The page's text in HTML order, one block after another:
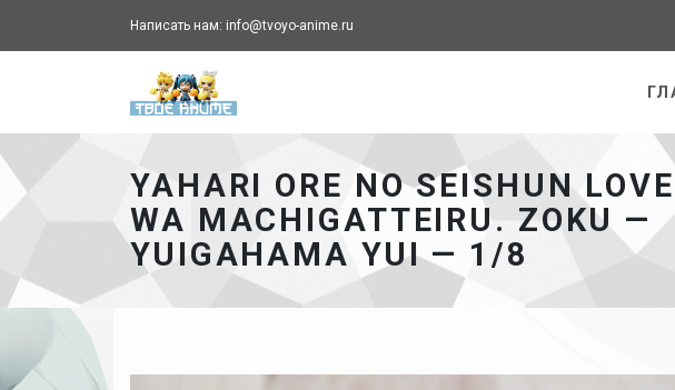
Написать нам: info@tvoyo-anime.ru
YAHARI ORE NO SEISHUN
WA MACHIGATTEIRU. ZOKU —
YUIGAHAMA YUI — 1/8